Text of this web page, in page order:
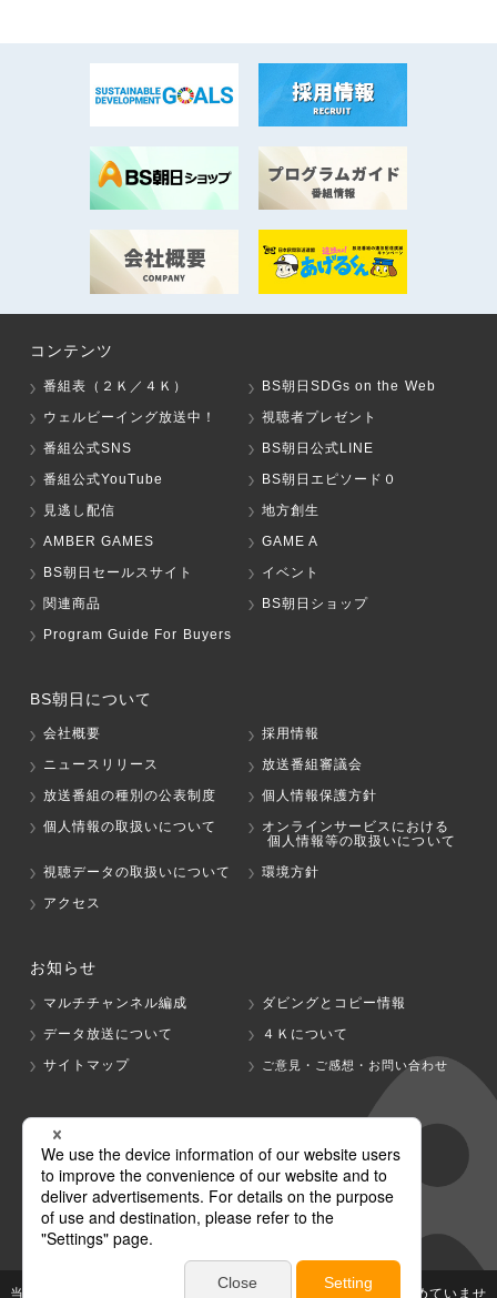
コンテンツ
番組表（２Ｋ／４Ｋ）
BS朝日SDGs on the Web
ウェルビーイング放送中！
視聴者プレゼント
番組公式SNS
BS朝日公式LINE
番組公式YouTube
BS朝日エピソード０
見逃し配信
地方創生
AMBER GAMES
GAME A
BS朝日セールスサイト
イベント
関連商品
BS朝日ショップ
Program Guide For Buyers
BS朝日について
会社概要
採用情報
ニュースリリース
放送番組審議会
放送番組の種別の公表制度
個人情報保護方針
個人情報の取扱いについて
オンラインサービスにおける
個人情報等の取扱いについて
視聴データの取扱いについて
環境方針
アクセス
お知らせ
マルチチャンネル編成
ダビングとコピー情報
データ放送について
４Ｋについて
サイトマップ
ご意見・ご感想・お問い合わせ
グループ会社
テレビ朝日 テレ朝チャンネル
当社が著作権、著作隣接権を有する放送番組等の無断利用は認めていませ